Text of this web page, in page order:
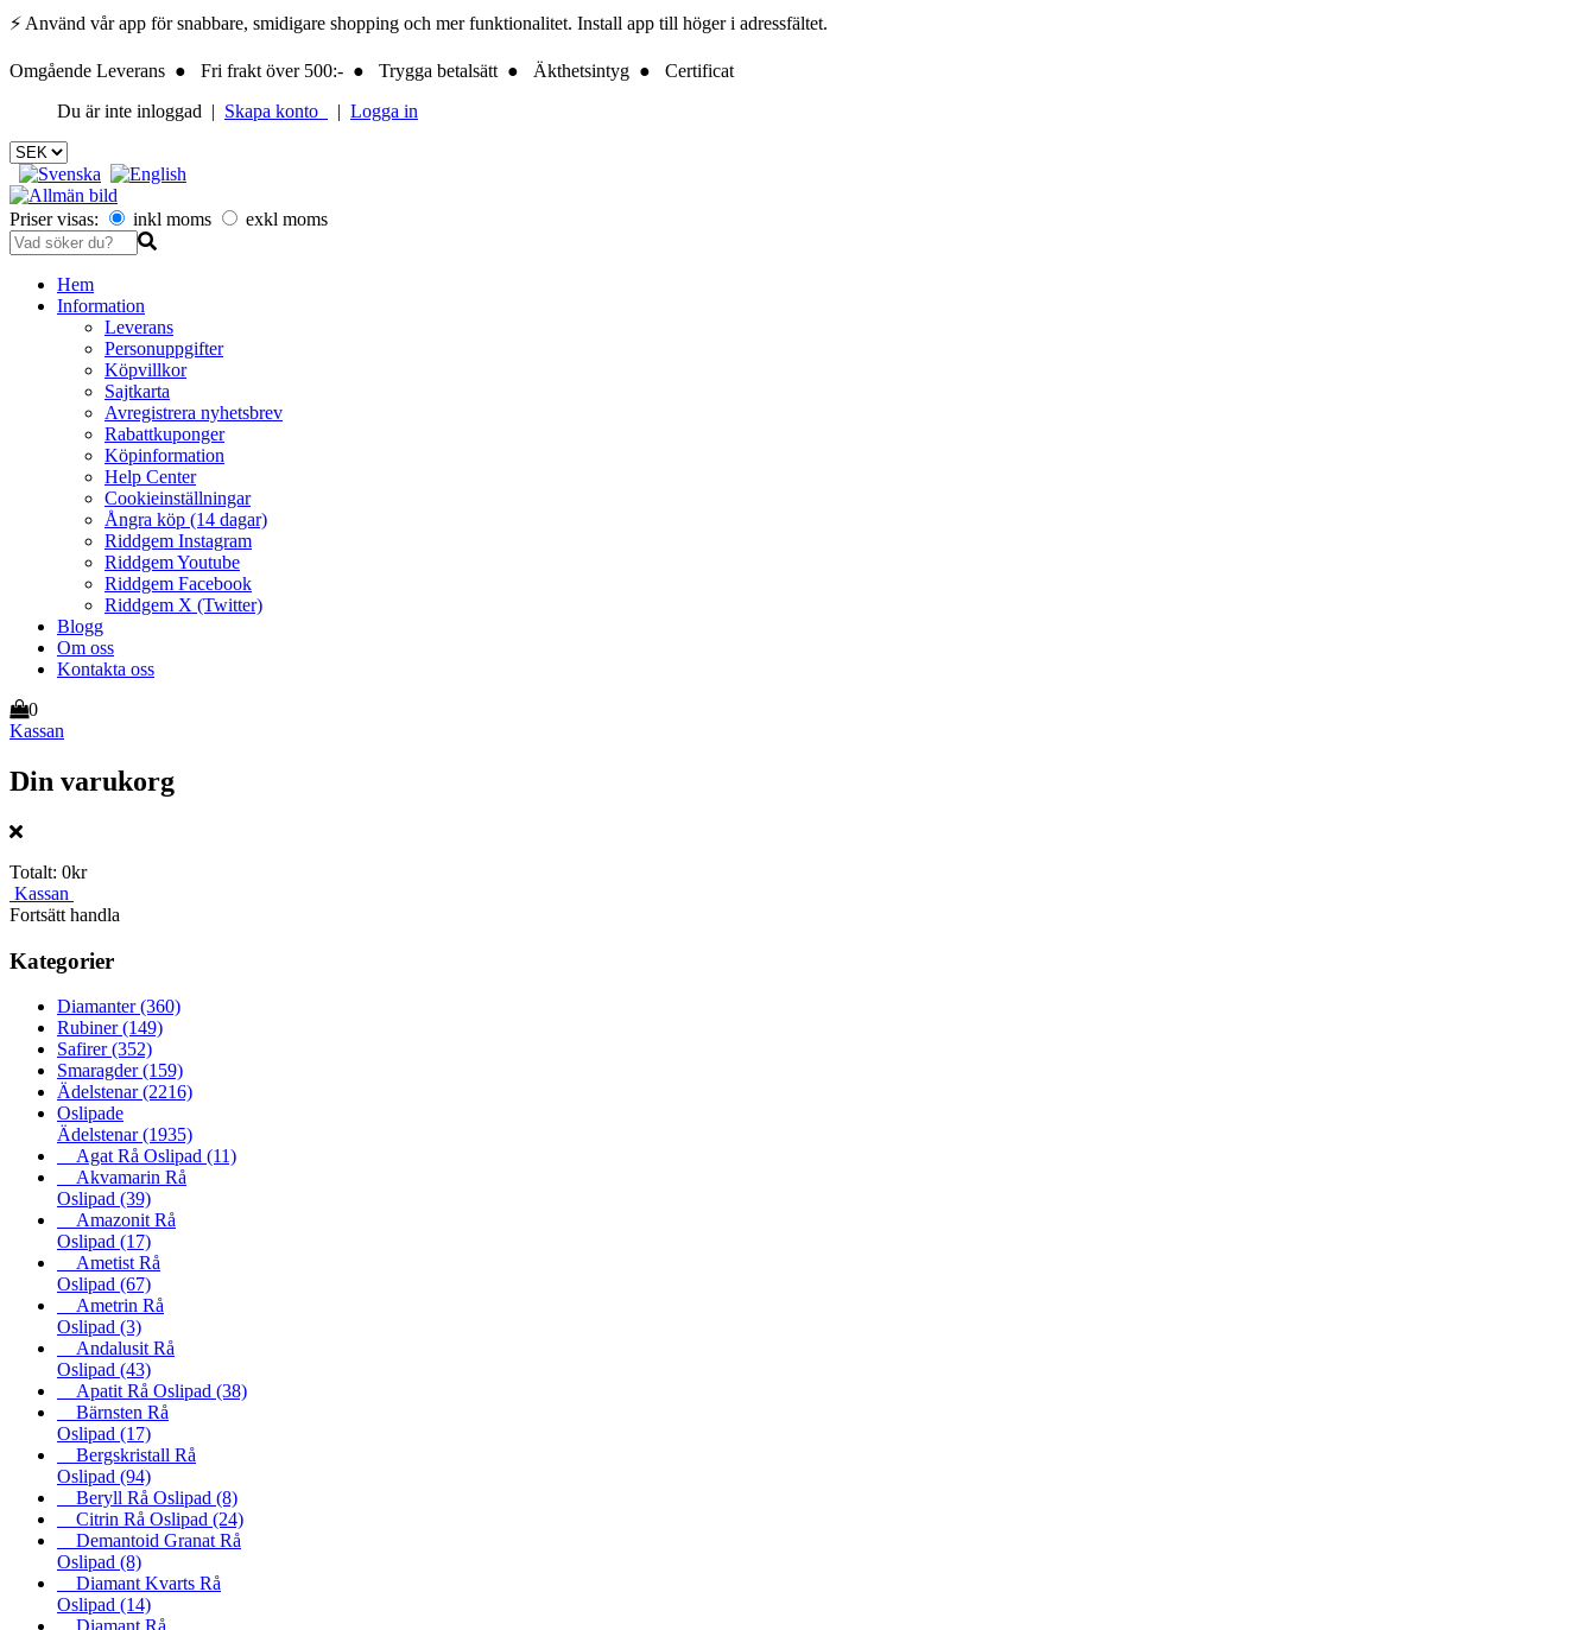
⚡ Använd vår app för snabbare, smidigare shopping och mer funktionalitet. Install app till höger i adressfältet.
Omgående Leverans ● Fri frakt över 500:- ● Trygga betalsätt ● Äkthetsintyg ● Certificat
Du är inte inloggad | Skapa konto | Logga in
Priser visas: inkl moms exkl moms
Hem
Information
Leverans
Personuppgifter
Köpvillkor
Sajtkarta
Avregistrera nyhetsbrev
Rabattkuponger
Köpinformation
Help Center
Cookieinställningar
Ångra köp (14 dagar)
Riddgem Instagram
Riddgem Youtube
Riddgem Facebook
Riddgem X (Twitter)
Blogg
Om oss
Kontakta oss
0
Kassan
Din varukorg
Totalt: 0kr
Kassan
Fortsätt handla
Kategorier
Diamanter(360)
Rubiner(149)
Safirer(352)
Smaragder(159)
Ädelstenar(2216)
Oslipade
Ädelstenar(1935)
Agat Rå Oslipad (11)
Akvamarin Rå
Oslipad (39)
Amazonit Rå
Oslipad (17)
Ametist Rå
Oslipad (67)
Ametrin Rå
Oslipad (3)
Andalusit Rå
Oslipad (43)
Apatit Rå Oslipad (38)
Bärnsten Rå
Oslipad (17)
Bergskristall Rå
Oslipad (94)
Beryll Rå Oslipad (8)
Citrin Rå Oslipad (24)
Demantoid Granat Rå
Oslipad (8)
Diamant Kvarts Rå
Oslipad (14)